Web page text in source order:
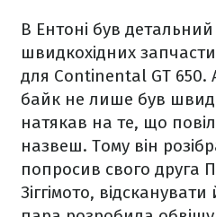
В Ентоні був
швидкохідних
для Continental GT 650.
байк не лише був
натякав на те, що
назвеш. Тому він
попросив свого друга
Зіггімото, відсканувати